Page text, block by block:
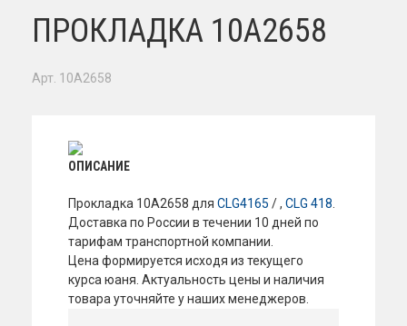
ПРОКЛАДКА 10A2658
Арт. 10A2658
ОПИСАНИЕ
Прокладка 10A2658 для CLG4165 / , CLG 418
Доставка по России в течении 10 дней по
тарифам транспортной компании.
Цена формируется исходя из текущего
курса юаня. Актуальность цены и наличия
товара уточняйте у наших менеджеров.